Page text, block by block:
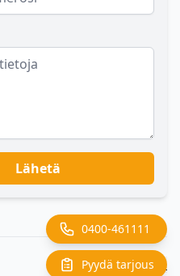
0400-461111
Pyydä tarjous
Lähetä
Back to top